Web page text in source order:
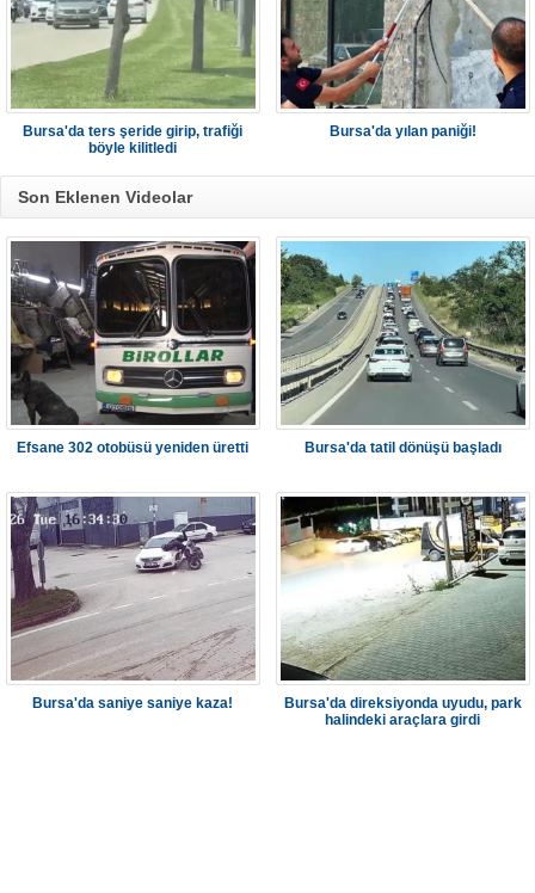
Bursa'da ters şeride girip, trafiği
böyle kilitledi
Bursa'da yılan paniği!
Son Eklenen Videolar
Efsane 302 otobüsü yeniden üretti Bursa'da tatil dönüşü başladı
Bursa'da saniye saniye kaza!
Bursa'da direksiyonda uyudu, park
halindeki araçlara girdi